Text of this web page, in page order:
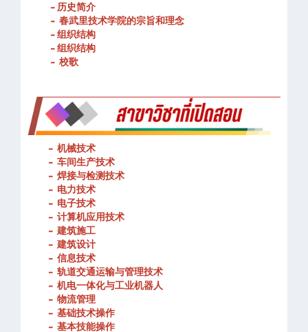
- 历史简介
- 春武里技术学院的宗旨和理念
- 组织结构
- 组织结构
- 机械技术
- 车间生产技术
- 焊接与检测技术
- 电力技术
- 电子技术
-计算机应用技术
-建筑施工
- 建筑设计
- 信息技术
- 轨道交通运输与管理技术
- 机电一体化与工业机器人
- 物流管理